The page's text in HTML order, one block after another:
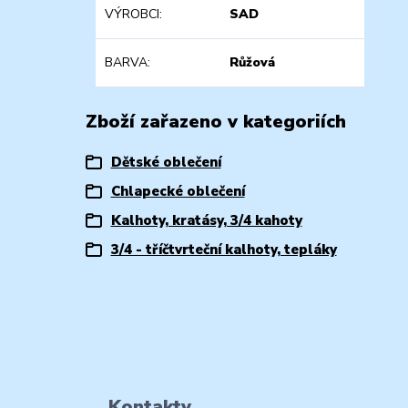
VÝROBCI SAD
BARVA Růžová
Zboží zařazeno v kategoriích
Dětské oblečení
Chlapecké oblečení
Kalhoty, kratásy, 3/4 kahoty
3/4 - tříčtvrteční kalhoty, tepláky